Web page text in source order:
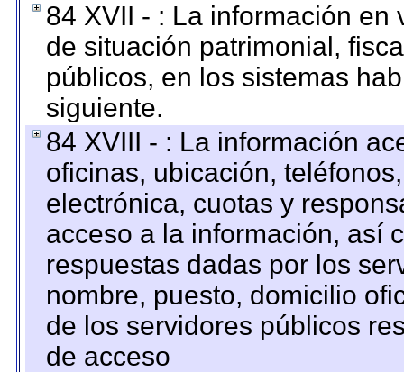
84 XVII - : La información
de situación patrimonial,
públicos, en los sistemas
siguiente.
84 XVIII - : La información
oficinas, ubicación,
electrónica, cuotas y
acceso a la información, así
respuestas dadas por los
nombre, puesto, domicilio
de los servidores públicos
de acceso